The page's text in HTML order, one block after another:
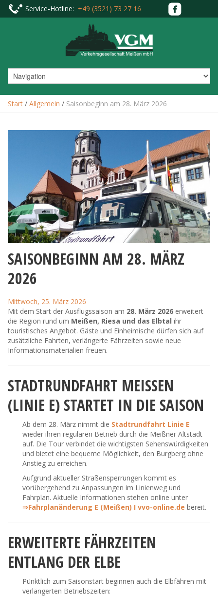
Service-Hotline: +49 (3521) 73 27 16
Start / Allgemein / Saisonbeginn am 28. März 2026
SAISONBEGINN AM 28. MÄRZ
2026
Mittwoch, 25. März 2026
Mit dem Start der Ausflugssaison am 28. März 2026 erweitert
die Region rund um Meißen, Riesa und das Elbtal ihr
touristisches Angebot. Gäste und Einheimische dürfen sich auf
zusätzliche Fahrten, verlängerte Fährzeiten sowie neue
Informationsmaterialien freuen.
STADTRUNDFAHRT MEISSEN (
LINIE E) STARTET IN DIE SAISON
Ab dem 28. März nimmt die Stadtrundfahrt Linie E
wieder ihren regulären Betrieb durch die Meißner Altstadt
auf. Die Tour verbindet die wichtigsten Sehenswürdigkeiten
und bietet eine bequeme Möglichkeit, den Burgberg ohne
Anstieg zu erreichen.
Aufgrund aktueller Straßensperrungen kommt es
vorübergehend zu Anpassungen im Linienweg und
Fahrplan. Aktuelle Informationen stehen online unter
⇒Fahrplanänderung E (Meißen) I vvo-online.de bereit.
ERWEITERTE FÄHRZEITEN
ENTLANG DER ELBE
Pünktlich zum Saisonstart beginnen auch die Elbfähren mit
verlängerten Betriebszeiten: